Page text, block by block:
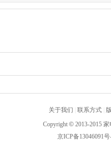
关于我们 联系方式
Copyright © 2013-2015
京ICP备13046091号